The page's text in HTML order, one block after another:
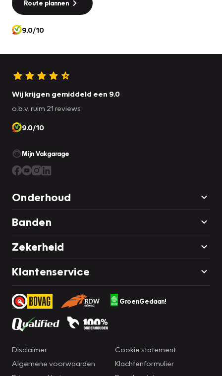
Route plannen
9.0/10
Wij krijgen gemiddeld een 9.0
o.b.v. ruim 21 reviews
9.0/10
Mijn Vakgarage
Onderhoud
Banden
Zekerheid
Klantenservice
GroenGedaan!
Disclaimer
Algemene voorwaarden
Cookie statement
Klachtenformulier